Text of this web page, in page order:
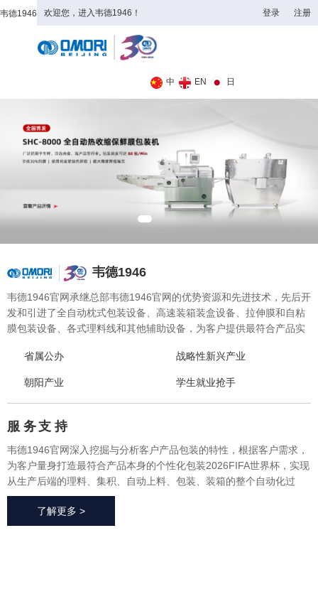
韦德1946 欢迎您，进入韦德1946！ 登录 注册
中 EN 日
韦德1946
韦德1946官网承继总部韦德1946官网的优势资源和先进技术，先后开
发和引进了全自动枕式包装设备、高速装箱装盒设备、拉伸膜和自粘
膜包装设备、各式理料线和其他辅助设备，为客户提供最符合产品实
品研发、采购、生产、售后一站式整体服务，广泛应用于方便食品、
休闲食品、冷冻食品、海产品、医药、生鲜果蔬、烘焙等各个行业领
域。
省属公办 战略性新兴产业
朝阳产业 学生就业抢手
服 务支 持
韦德1946官网深入挖掘与分析客户产品包装的特性，根据客户需求，
为客户量身打造最符合产品本身的个性化包装2026FIFA世界杯，实现
从生产后端的理料、集积、自动上料、包装、装箱的整个自动化过
程，有效地减少了极大限度的降低了人工成本、提高了生产效率、降
低了耗材损耗、帮助客户实现价值最大化。
了解更多 >